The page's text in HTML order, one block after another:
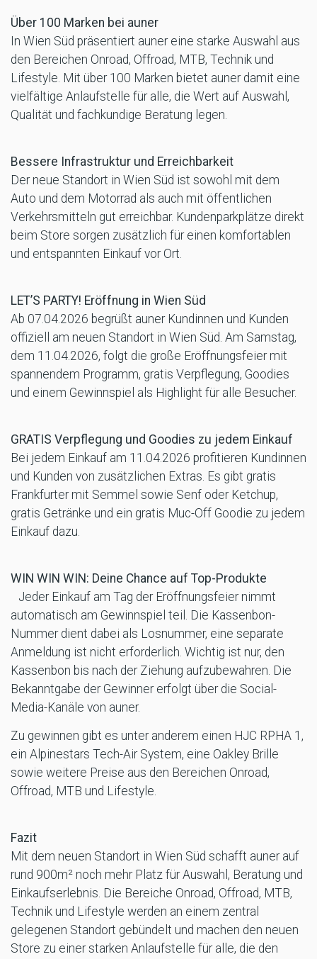
Über 100 Marken bei auner
In Wien Süd präsentiert auner eine starke Auswahl aus
den Bereichen Onroad, Offroad, MTB, Technik und
Lifestyle. Mit über 100 Marken bietet auner damit eine
vielfältige Anlaufstelle für alle, die Wert auf Auswahl,
Qualität und fachkundige Beratung legen.
Bessere Infrastruktur und Erreichbarkeit
Der neue Standort in Wien Süd ist sowohl mit dem
Auto und dem Motorrad als auch mit öffentlichen
Verkehrsmitteln gut erreichbar. Kundenparkplätze direkt
beim Store sorgen zusätzlich für einen komfortablen
und entspannten Einkauf vor Ort.
LET’S PARTY! Eröffnung in Wien Süd
Ab 07.04.2026 begrüßt auner Kundinnen und Kunden
offiziell am neuen Standort in Wien Süd. Am Samstag,
dem 11.04.2026, folgt die große Eröffnungsfeier mit
spannendem Programm, gratis Verpflegung, Goodies
und einem Gewinnspiel als Highlight für alle Besucher.
GRATIS Verpflegung und Goodies zu jedem Einkauf
Bei jedem Einkauf am 11.04.2026 profitieren Kundinnen
und Kunden von zusätzlichen Extras. Es gibt gratis
Frankfurter mit Semmel sowie Senf oder Ketchup,
gratis Getränke und ein gratis Muc-Off Goodie zu jedem
Einkauf dazu.
WIN WIN WIN: Deine Chance auf Top-Produkte
Jeder Einkauf am Tag der Eröffnungsfeier nimmt
automatisch am Gewinnspiel teil. Die Kassenbon-
Nummer dient dabei als Losnummer, eine separate
Anmeldung ist nicht erforderlich. Wichtig ist nur, den
Kassenbon bis nach der Ziehung aufzubewahren. Die
Bekanntgabe der Gewinner erfolgt über die Social-
Media-Kanäle von auner.
Zu gewinnen gibt es unter anderem einen HJC RPHA 1,
ein Alpinestars Tech-Air System, eine Oakley Brille
sowie weitere Preise aus den Bereichen Onroad,
Offroad, MTB und Lifestyle.
Fazit
Mit dem neuen Standort in Wien Süd schafft auner auf
rund 900m² noch mehr Platz für Auswahl, Beratung und
Einkaufserlebnis. Die Bereiche Onroad, Offroad, MTB,
Technik und Lifestyle werden an einem zentral
gelegenen Standort gebündelt und machen den neuen
Store zu einer starken Anlaufstelle für alle, die den